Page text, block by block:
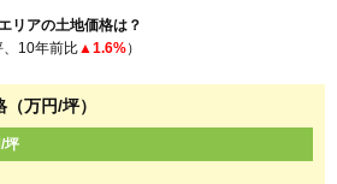
リアの土地価格は？
10年前比▲1.6%）
万円/坪）
坪